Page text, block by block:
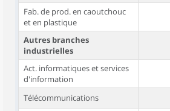
Fab. de prod. en caoutchouc
et en plastique
Autres branches
industrielles
Act. informatiques et services
d'information
Télécommunications